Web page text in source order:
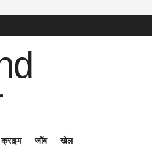
क्राइम जॉब खेल